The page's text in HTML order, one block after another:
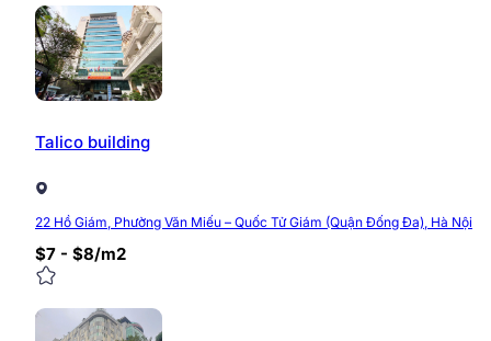
Talico building
22 Hồ Giám, Phường Văn Miếu – Quốc Tử Giám (Quận Đống Đa), Hà Nội
$7 - $8/m2